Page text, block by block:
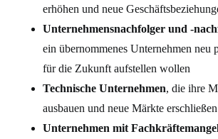
erhöhen und neue
Unternehmensnachfolger und -
ein übernommenes Unternehmen neu
für die Zukunft aufstellen wollen
Technische Unternehmen, die ihre
ausbauen und neue Märkte
Unternehmen mit